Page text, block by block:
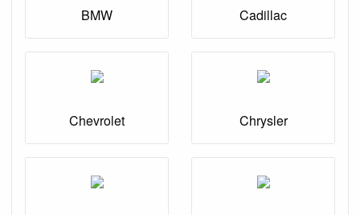
BMW Cadillac
Chevrolet Chrysler